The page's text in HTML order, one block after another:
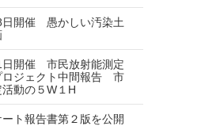
日開催 愚かしい汚染土
日開催 市民放射能測定
ロジェクト中間報告 市
動の５W１H
ト報告書第２版を公開